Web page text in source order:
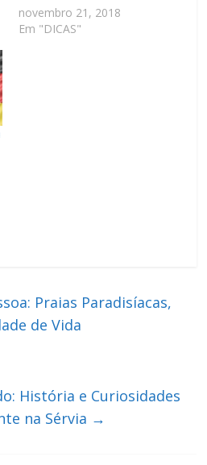
novembro 21, 2018
Em "DICAS"
Praias Paradisíacas,
de Vida
História e Curiosidades
na Sérvia →